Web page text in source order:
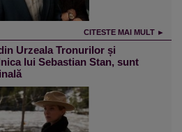
CITESTE MAI MULT ►
Urzeala Tronurilor și
lui Sebastian Stan, sunt